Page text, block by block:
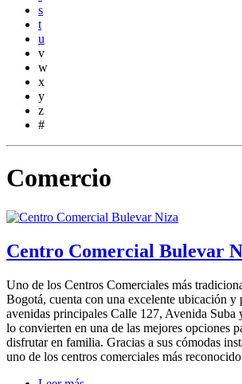
s
t
u
v
w
x
y
z
#
Comercio
Centro Comercial Bulevar
Uno de los Centros Comerciales más
Bogotá, cuenta con una excelente ubicación
avenidas principales Calle 127, Avenida
lo convierten en una de las mejores opciones
disfrutar en familia. Gracias a sus cómodas
uno de los centros comerciales más